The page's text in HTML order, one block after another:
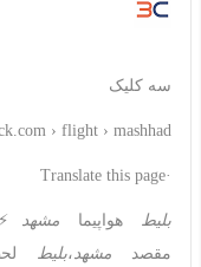
سه کلیک
› flight › mashhad
·Translate this page
بلیط هواپیما مشهد
مقصدمشهد،بلیط